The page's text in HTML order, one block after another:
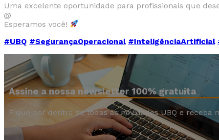
Uma excelente oportunidade para profissionais que
@
Esperamos você!
#UBQ #SegurançaOperacional #InteligênciaArtificial
Assine a nossa newsletter 100% gratuita
Fique por dentro de todas as novidades UBQ e receba